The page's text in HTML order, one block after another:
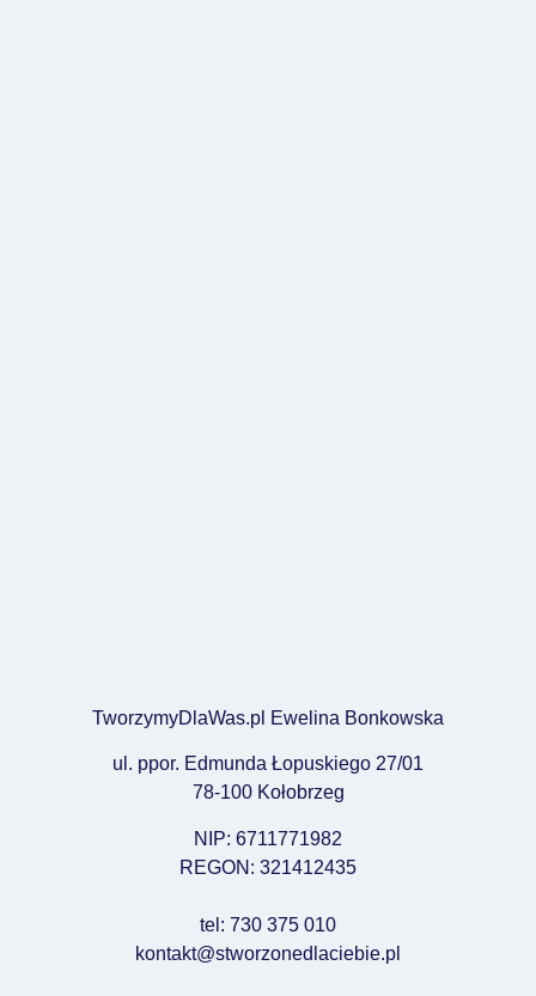
TworzymyDlaWas.pl Ewelina Bonkowska
ul. ppor. Edmunda Łopuskiego 27/01
78-100 Kołobrzeg
NIP: 6711771982
REGON: 321412435
tel: 730 375 010
kontakt@stworzonedlaciebie.pl